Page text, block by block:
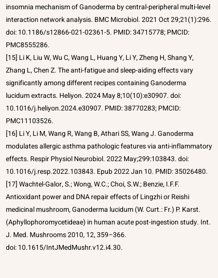
insomnia mechanism of Ganoderma by central-peripheral multi-level
interaction network analysis. BMC Microbiol. 2021 Oct 29;21(1):296.
doi: 10.1186/s12866-021-02361-5. PMID: 34715778; PMCID:
PMC8555286.
[15] Li K, Liu W, Wu C, Wang L, Huang Y, Li Y, Zheng H, Shang Y,
Zhang L, Chen Z. The anti-fatigue and sleep-aiding effects vary
significantly among different recipes containing Ganoderma
lucidum extracts. Heliyon. 2024 May 8;10(10):e30907. doi:
10.1016/j.heliyon.2024.e30907. PMID: 38770283; PMCID:
PMC11103526.
[16] Li Y, Li M, Wang R, Wang B, Athari SS, Wang J. Ganoderma
modulates allergic asthma pathologic features via anti-inflammatory
effects. Respir Physiol Neurobiol. 2022 May;299:103843. doi:
10.1016/j.resp.2022.103843. Epub 2022 Jan 10. PMID: 35026480.
[17] Wachtel-Galor, S.; Wong, W.C.; Choi, S.W.; Benzie, I.F.F.
Antioxidant power and DNA repair effects of Lingzhi or Reishi
medicinal mushroom, Ganoderma lucidum (W. Curt.: Fr.) P. Karst.
(Aphyllophoromycetideae) in human acute post-ingestion study. Int.
J. Med. Mushrooms 2010, 12, 359–366.
doi: 10.1615/IntJMedMushr.v12.i4.30.